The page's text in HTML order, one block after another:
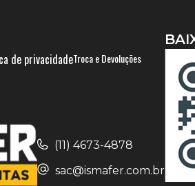
de privacidadeTroca e Devoluções
(11) 4673-4878
sac@ismafer.com.br